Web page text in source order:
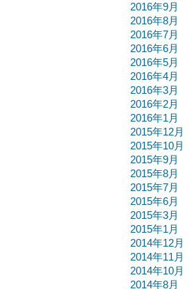
2016年9月
2016年8月
2016年7月
2016年6月
2016年5月
2016年4月
2016年3月
2016年2月
2016年1月
2015年12月
2015年10月
2015年9月
2015年8月
2015年7月
2015年6月
2015年3月
2015年1月
2014年12月
2014年11月
2014年10月
2014年8月